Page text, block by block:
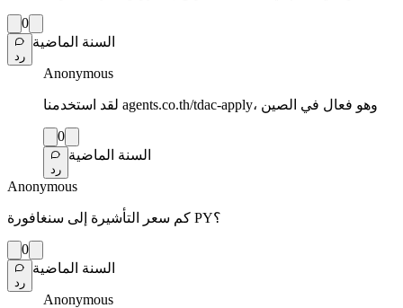
0
رد
السنة الماضية
Anonymous
لقد استخدمنا agents.co.th/tdac-apply، وهو فعال في الصين
0
رد
السنة الماضية
Anonymous
كم سعر التأشيرة إلى سنغافورة PY؟
0
رد
السنة الماضية
Anonymous